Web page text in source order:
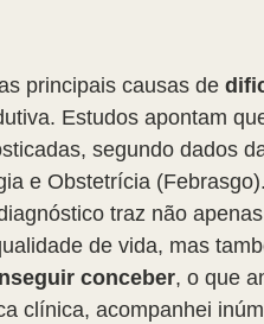
principais causas de
Estudos apontam
segundo dados
e Obstetrícia (Febrasgo).
traz não
de vida, mas
conceber, o que
clínica, acompanhei